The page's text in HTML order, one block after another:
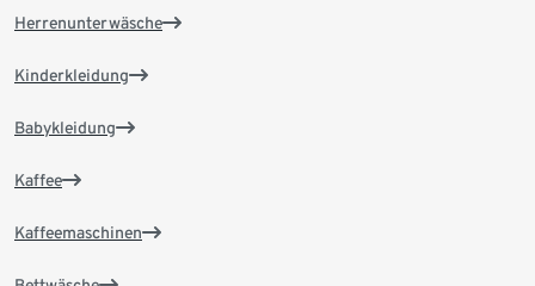
Herrenunterwäsche
Kinderkleidung
Babykleidung
Kaffee
Kaffeemaschinen